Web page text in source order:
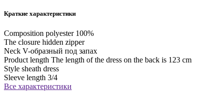
Краткие характеристики
Composition polyester 100%
The closure hidden zipper
Neck V-образный под запах
Product length The length of the dress on the back is 123 cm
Style sheath dress
Sleeve length 3/4
Все характеристики